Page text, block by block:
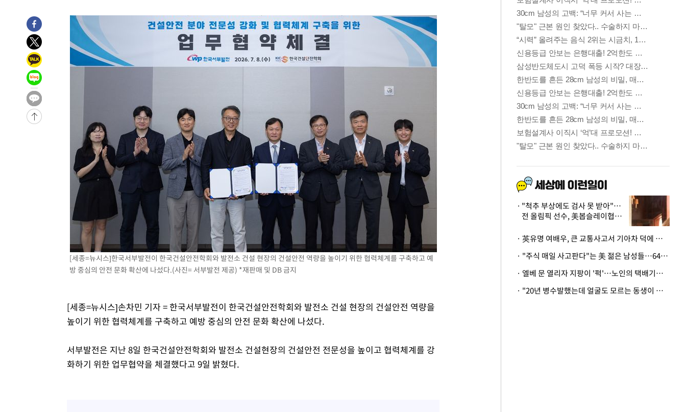
1시간 전 >
축구협회 "압수수색·성접대 논란 사과…쇄신의 기회로 삼겠다"
2시간 전 >
[속보]'압수수색·성접대 논란' 축구협회 "실망과 걱정 안겨드려 죄송"
5시간 전 >
'최고 37도' 폭염 지속…강원동해안 최대 150㎜ 비
7시간 전 >
[속보]뉴욕증시 상승 마감…S&P 0.6% 나스닥 1.3%↑
-25303초 전 >
한민수·김용 순
-25256초 전 >
청래 44.56%
-24538초 전 >
[속보]與 대표 경선 제주·인천 당원투표…金 47.75%·鄭
42.08%·宋 10.17%
-24072초 전 >
이강인 "아틀레티코 이적 기뻐…등번호 7번 의미보단 팀 위해 뛸
[속보]與 당대표 경선, 제주·인천 권리당원 투표 김민석 승리
낮 최고 35도 '무더위'…동해안 시간당 30㎜ '강한 비'[내일날씨]
[속보]이강인 "감독님이 원하는 마음 느꼈고, 많은 트로피 원해 아
수도권 40도 육박 '펄펄'…동해안 일부 지역엔 호의주의보
온열질환 사망자 3명 늘어…누적 환자 3000명 돌파
강릉에 시간당 81.4㎜ 물폭탄…도로 잠기고 담벼락 붕괴
백운산서 80년근 천종산삼 9뿌리 발견…감정가 1.3억원
선재도서 해루질 나섰다 실종 60대, 닷새 만에 숨진 채 발견
남자 농구, 나고야 아시안게임서 '홈팀' 일본과 한일전
여수 오동도 해상서 모터보트 전복…1명 사망·1명 실종
[속보]'압수수색·성접대 논란' 축구협회 "실망과 걱정 안겨드려 죄송"
'최고 37도' 폭염 지속…강원동해안 최대 150㎜ 비
[세종=뉴시스]한국서부발전이 한국건설안전학회와 발전소 건설 현장의 건설안전 역량을 높이기 위한 협력체계를 구축하고 예
방 중심의 안전 문화 확산에 나섰다.(사진= 서부발전 제공) *재판매 및 DB 금지
[세종=뉴시스]손차민 기자 = 한국서부발전이 한국건설안전학회와 발전소 건설 현장의 건설안전 역량을
높이기 위한 협력체계를 구축하고 예방 중심의 안전 문화 확산에 나섰다.
서부발전은 지난 8일 한국건설안전학회와 발전소 건설현장의 건설안전 전문성을 높이고 협력체계를 강
화하기 위한 업무협약을 체결했다고 9일 밝혔다.
"척추 부상에도 검사 못 받아"…
전 올림픽 선수, 美봅슬레이협회
· 英유명 여배우, 큰 교통사고서 기아차 덕에 살았다
· "주식 매일 사고판다"는 美 젊은 남성들…64%가 "나는 인생의 패배자“
· 엘베 문 열리자 지팡이 '퍽'…노인의 택배기사 폭행 이유
· "20년 병수발했는데 얼굴도 모르는 동생이 유산 절반을"…배다른 형제 상속권 있을까